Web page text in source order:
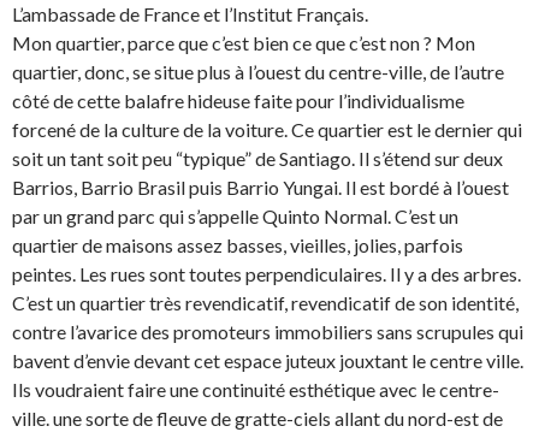
L’ambassade de France et l’Institut Français.
Mon quartier, parce que c’est bien ce que c’est non ? Mon
quartier, donc, se situe plus à l’ouest du centre-ville, de l’autre
côté de cette balafre hideuse faite pour l’individualisme
forcené de la culture de la voiture. Ce quartier est le dernier qui
soit un tant soit peu “typique” de Santiago. Il s’étend sur deux
Barrios, Barrio Brasil puis Barrio Yungai. Il est bordé à l’ouest
par un grand parc qui s’appelle Quinto Normal. C’est un
quartier de maisons assez basses, vieilles, jolies, parfois
peintes. Les rues sont toutes perpendiculaires. Il y a des arbres.
C’est un quartier très revendicatif, revendicatif de son identité,
contre l’avarice des promoteurs immobiliers sans scrupules qui
bavent d’envie devant cet espace juteux jouxtant le centre ville.
Ils voudraient faire une continuité esthétique avec le centre-
ville. une sorte de fleuve de gratte-ciels allant du nord-est de